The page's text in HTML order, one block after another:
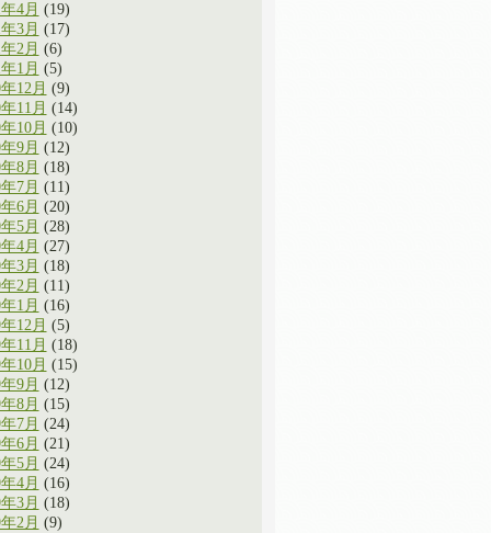
4月 (19)
3月 (17)
2月 (6)
1月 (5)
12月 (9)
11月 (14)
10月 (10)
9月 (12)
8月 (18)
7月 (11)
6月 (20)
5月 (28)
4月 (27)
3月 (18)
2月 (11)
1月 (16)
12月 (5)
11月 (18)
10月 (15)
9月 (12)
8月 (15)
7月 (24)
6月 (21)
5月 (24)
4月 (16)
3月 (18)
2月 (9)